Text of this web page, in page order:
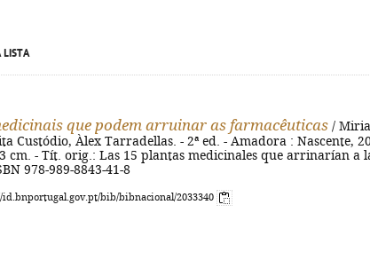
LISTA
que podem arruinar as farmacêuticas /
Custódio, Àlex Tarradellas. - 2ª ed. - Amadora : Nascente,
cm. - Tít. orig.: Las 15 plantas medicinales que arrinarían a
978-989-8843-41-8
bib/bibnacional/2033340